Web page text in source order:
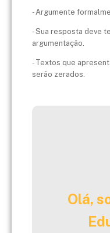
- Argumente
- Sua resposta deve
argumentação.
- Textos que
serão zerados.
Olá,